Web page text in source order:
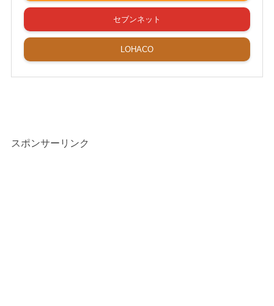
セブンネット
LOHACO
スポンサーリンク